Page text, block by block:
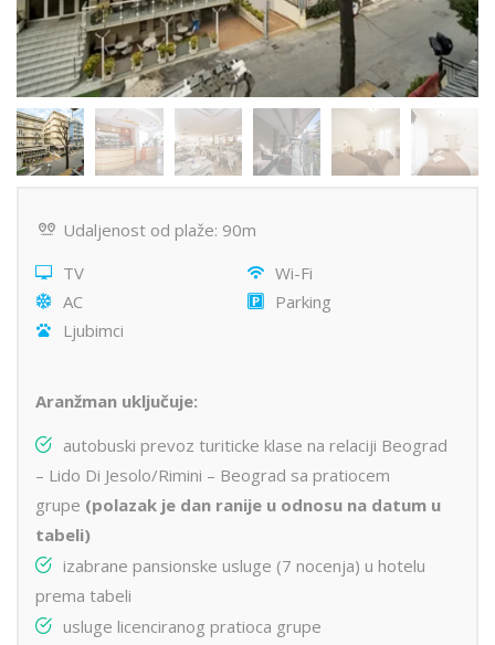
Udaljenost od plaže: 90m
TV
Wi-Fi
AC
Parking
Ljubimci
Aranžman uključuje:
autobuski prevoz turiticke klase na relaciji Beograd
– Lido Di Jesolo/Rimini – Beograd sa pratiocem
grupe (polazak je dan ranije u odnosu na datum u
tabeli)
izabrane pansionske usluge (7 nocenja) u hotelu
prema tabeli
usluge licenciranog pratioca grupe